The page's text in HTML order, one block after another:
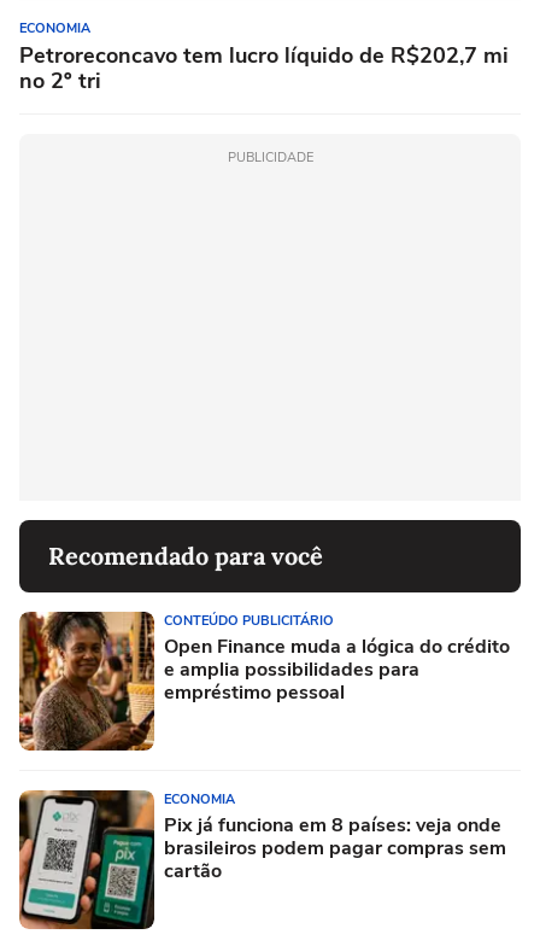
ECONOMIA
Petroreconcavo tem lucro líquido de R$202,7 mi
no 2º tri
PUBLICIDADE
Recomendado para você
CONTEÚDO PUBLICITÁRIO
Open Finance muda a lógica do crédito
e amplia possibilidades para
empréstimo pessoal
ECONOMIA
Pix já funciona em 8 países: veja onde
brasileiros podem pagar compras sem
cartão